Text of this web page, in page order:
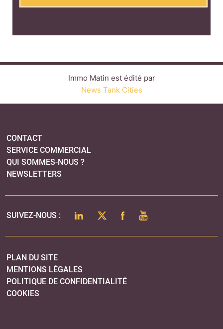
QUI SOMMES-NOUS ?
LINKEDINTWITTERFACEBOOK
YOUTUBE
MENTIONS LÉGALES
POLITIQUE DE CONFIDENTIALITÉ
COOKIES